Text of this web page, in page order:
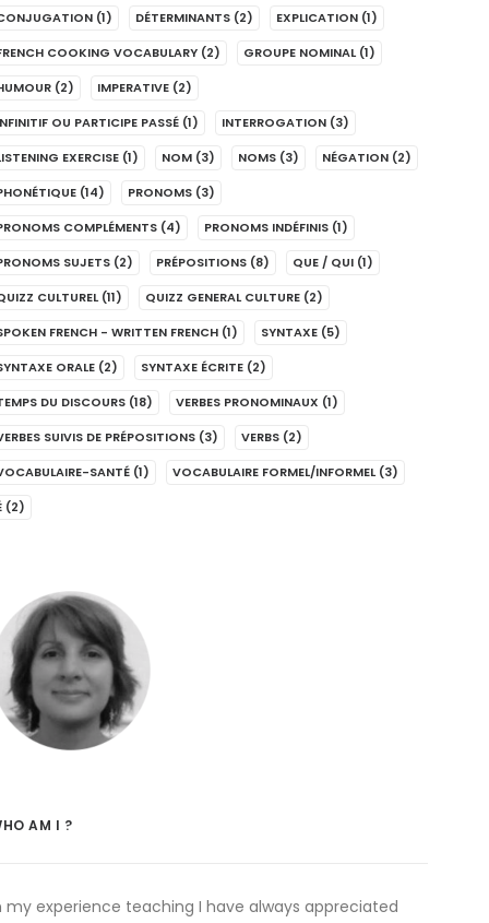
(1) DÉTERMINANTS (2) EXPLICATION (1)
COOKING VOCABULARY (2) GROUPE NOMINAL (1)
(2) IMPERATIVE (2)
OU PARTICIPE PASSÉ (1) INTERROGATION (3)
EXERCISE (1) NOM (3) NOMS (3) NÉGATION (2)
(14) PRONOMS (3)
COMPLÉMENTS (4) PRONOMS INDÉFINIS (1)
SUJETS (2) PRÉPOSITIONS (8) QUE / QUI (1)
CULTUREL (11) QUIZZ GENERAL CULTURE (2)
FRENCH - WRITTEN FRENCH (1) SYNTAXE (5)
ORALE (2) SYNTAXE ÉCRITE (2)
DU DISCOURS (18) VERBES PRONOMINAUX (1)
SUIVIS DE PRÉPOSITIONS (3) VERBS (2)
SANTÉ (1) VOCABULAIRE FORMEL/INFORMEL (3)
(2)
AM I ?
my experience teaching I have always appreciated